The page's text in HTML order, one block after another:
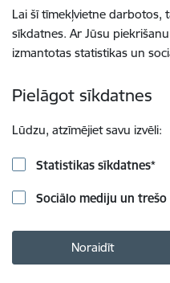
Lai šī tīmekļvietne darbotos,
sīkdatnes. Ar Jūsu
izmantotas statistikas un
Pielāgot sīkdatnes
Lūdzu, atzīmējiet savu izvēli:
Statistikas sīkdatnes*
Sociālo mediju un
Noraidīt